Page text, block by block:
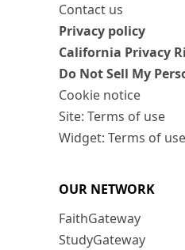
Contact us
Privacy policy
California Privacy
Do Not Sell My
Cookie notice
Site: Terms of use
Widget: Terms of use
OUR NETWORK
FaithGateway
StudyGateway